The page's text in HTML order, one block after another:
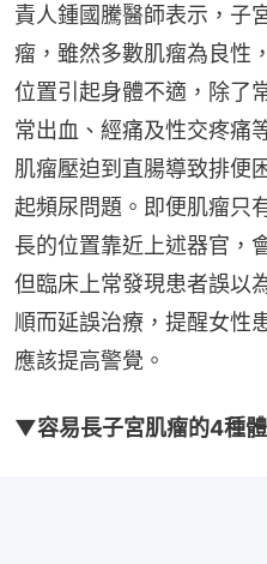
責人鍾國騰醫師表示，子
瘤，雖然多數肌瘤為良性
位置引起身體不適，除了
常出血、經痛及性交疼痛
肌瘤壓迫到直腸導致排便
起頻尿問題。即便肌瘤只
長的位置靠近上述器官，
但臨床上常發現患者誤以
順而延誤治療，提醒女性
應該提高警覺。
▼容易長子宮肌瘤的4種體